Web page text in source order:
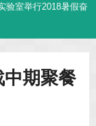
验室举行2018暑假奋
中期聚餐